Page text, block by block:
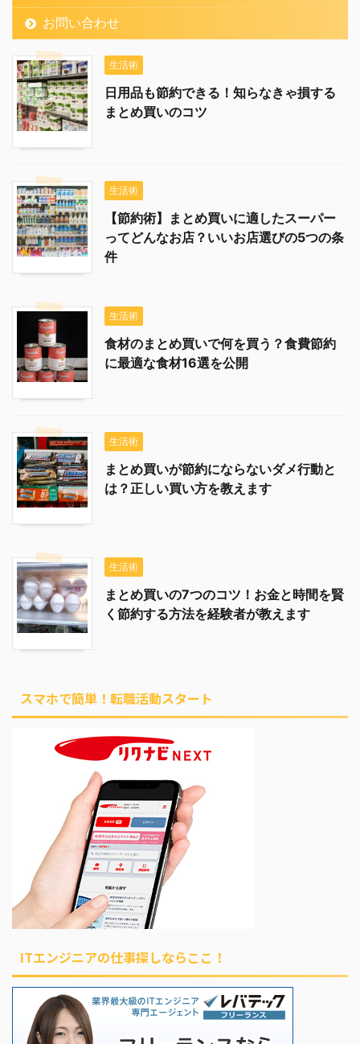
お問い合わせ
生活術
日用品も節約できる！知らなきゃ損する
まとめ買いのコツ
生活術
【節約術】まとめ買いに適したスーパー
ってどんなお店？いいお店選びの5つの条
件
生活術
食材のまとめ買いで何を買う？食費節約
に最適な食材16選を公開
生活術
まとめ買いが節約にならないダメ行動と
は？正しい買い方を教えます
生活術
まとめ買いの7つのコツ！お金と時間を賢
く節約する方法を経験者が教えます
スマホで簡単！転職活動スタート
ITエンジニアの仕事探しならここ！